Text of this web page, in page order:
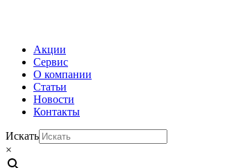
Акции
Сервис
О компании
Статьи
Новости
Контакты
Искать
×